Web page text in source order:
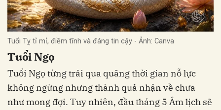
Tuổi Tỵ tỉ mỉ, điềm tĩnh và đáng tin cậy - Ảnh: Canva
Tuổi Ngọ
Tuổi Ngọ từng trải qua quãng thời gian nỗ lực
không ngừng nhưng thành quả nhận về chưa
như mong đợi. Tuy nhiên, đầu tháng 5 Âm lịch sẽ